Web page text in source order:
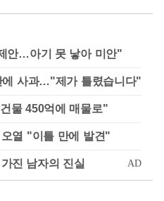
안…아기 못 낳아 미안"
에 사과…"제가 틀렸습니다"
물 450억에 매물로"
열 "이틀 만에 발견"